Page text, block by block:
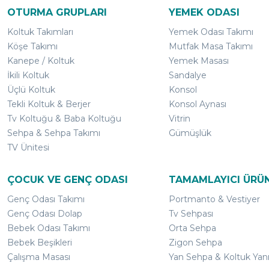
OTURMA GRUPLARI
Koltuk Takımları
Köşe Takımı
Kanepe / Koltuk
İkili Koltuk
Üçlü Koltuk
Tekli Koltuk & Berjer
Tv Koltuğu & Baba Koltuğu
Sehpa & Sehpa Takımı
TV Ünitesi
YEMEK ODASI
Yemek Odası Takımı
Mutfak Masa Takımı
Yemek Masası
Sandalye
Konsol
Konsol Aynası
Vitrin
Gümüşlük
ÇOCUK VE GENÇ ODASI
Genç Odası Takımı
Genç Odası Dolap
Bebek Odası Takımı
Bebek Beşikleri
Çalışma Masası
TAMAMLAYICI
Portmanto & Vestiyer
Tv Sehpası
Orta Sehpa
Zigon Sehpa
Yan Sehpa & Koltuk